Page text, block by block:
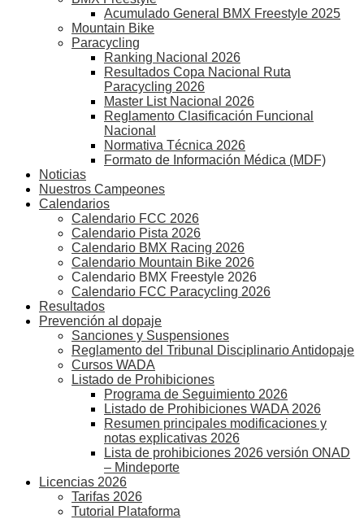
Acumulado General BMX Freestyle 2025
Mountain Bike
Paracycling
Ranking Nacional 2026
Resultados Copa Nacional Ruta
Paracycling 2026
Master List Nacional 2026
Reglamento Clasificación Funcional
Nacional
Normativa Técnica 2026
Formato de Información Médica (MDF)
Noticias
Nuestros Campeones
Calendarios
Calendario FCC 2026
Calendario Pista 2026
Calendario BMX Racing 2026
Calendario Mountain Bike 2026
Calendario BMX Freestyle 2026
Calendario FCC Paracycling 2026
Resultados
Prevención al dopaje
Sanciones y Suspensiones
Reglamento del Tribunal Disciplinario Antidopaje
Cursos WADA
Listado de Prohibiciones
Programa de Seguimiento 2026
Listado de Prohibiciones WADA 2026
Resumen principales modificaciones y
notas explicativas 2026
Lista de prohibiciones 2026 versión ONAD
– Mindeporte
Licencias 2026
Tarifas 2026
Tutorial Plataforma